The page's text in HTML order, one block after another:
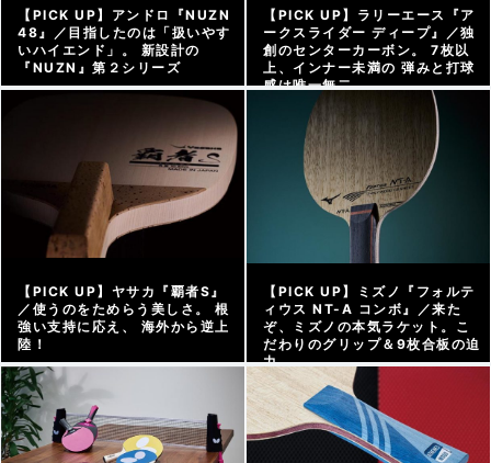
【PICK UP】アンドロ『NUZN
48』／目指したのは「扱いやす
いハイエンド」。 新設計の
『NUZN』第２シリーズ
アーカイブ | 2026/04/16
【PICK UP】ラリーエース『ア
ークスライダー ディープ』／独
創のセンターカーボン。 7枚以
上、インナー未満の 弾みと打球
感は唯一無二
2026/04/10
【PICK UP】ヤサカ『覇者S』
／使うのをためらう美しさ。 根
強い支持に応え、 海外から逆上
陸！
アーカイブ | 2026/04/03
【PICK UP】ミズノ『フォルテ
ィウス NT-A コンボ』／来た
ぞ、ミズノの本気ラケット。こ
だわりのグリップ＆9枚合板の迫
力
アーカイブ |